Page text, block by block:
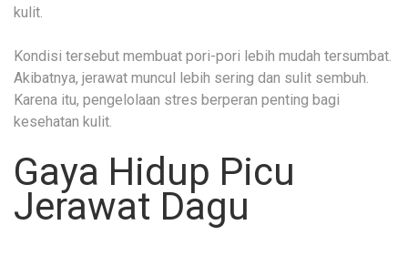
kulit.
Kondisi tersebut membuat pori-pori lebih mudah tersumbat.
Akibatnya, jerawat muncul lebih sering dan sulit sembuh.
Karena itu, pengelolaan stres berperan penting bagi
kesehatan kulit.
Gaya Hidup Picu
Jerawat Dagu